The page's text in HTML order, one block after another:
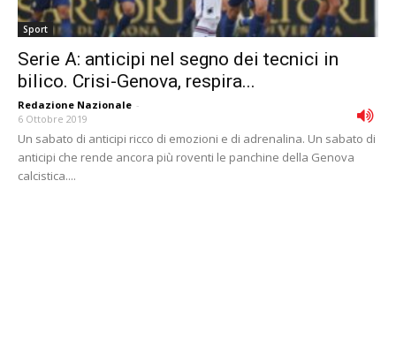
Sport
Serie A: anticipi nel segno dei tecnici in
bilico. Crisi-Genova, respira...
Redazione Nazionale -
6 Ottobre 2019
Un sabato di anticipi ricco di emozioni e di adrenalina. Un sabato di
anticipi che rende ancora più roventi le panchine della Genova
calcistica....